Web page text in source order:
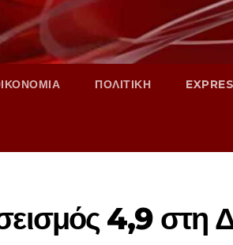
ΠΟΛΙΤΙΚΗ
4,9 στη